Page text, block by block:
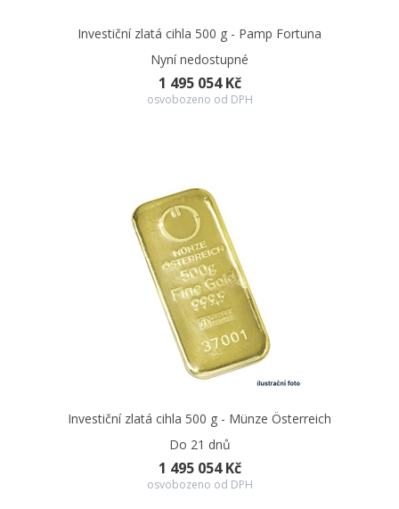
Investiční zlatá cihla 500 g - Pamp Fortuna
Nyní nedostupné
1 495 054 Kč
osvobozeno od DPH
Investiční zlatá cihla 500 g - Münze Österreich
Do 21 dnů
1 495 054 Kč
osvobozeno od DPH